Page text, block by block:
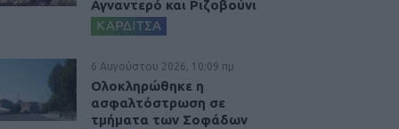
Αγναντερό και Ριζοβούνι
ΚΑΡΔΙΤΣΑ
6 Αυγούστου 2026, 10:09 πμ
Ολοκληρώθηκε η
ασφαλτόστρωση σε
τμήματα των Σοφάδων